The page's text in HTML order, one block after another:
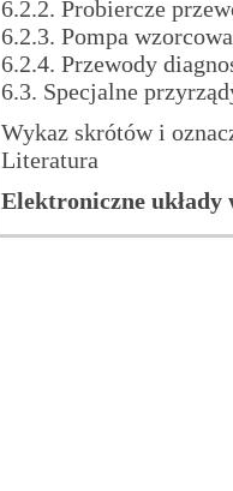
6.2.2. Probiercze
6.2.3. Pompa
6.2.4. Przewody
6.3. Specjalne
Wykaz skrótów i
Literatura
Elektroniczne